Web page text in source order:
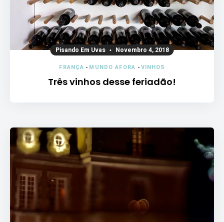
Pisando Em Uvas Novembro 4, 2018
FRANÇA - MUNDO AFORA -VINHOS
Três vinhos desse feriadão!